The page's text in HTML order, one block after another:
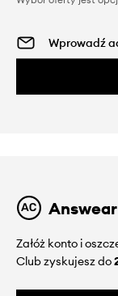
Załóż konto i
Club zyskujesz do